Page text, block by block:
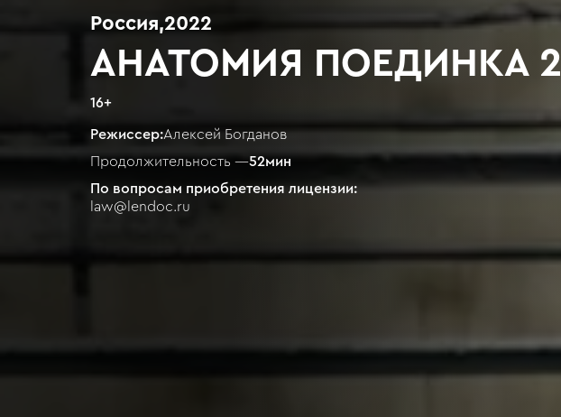
Россия,2022
АНАТОМИЯ ПОЕДИНКА 2
16+
Режиссер:Алексей Богданов
Продолжительность —52мин
По вопросам приобретения лицензии:
law@lendoc.ru